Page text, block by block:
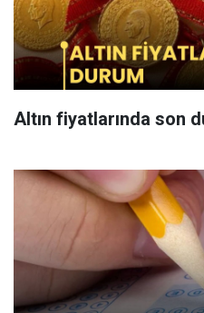
Altın fiyatlarında son